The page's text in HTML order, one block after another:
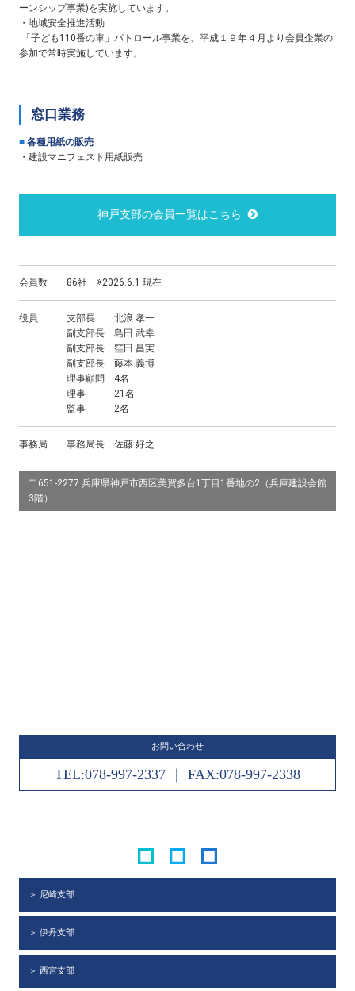
ーンシップ事業)を実施しています。
・地域安全推進活動
「子ども110番の車」パトロール事業を、平成１９年４月より会員企業の
参加で常時実施しています。
窓口業務
■ 各種用紙の販売
・建設マニフェスト用紙販売
神戸支部の会員一覧はこちら
会員数 86社 ※2026.6.1 現在
役員 支部長 北浪 孝一
副支部長 島田 武幸
副支部長 窪田 昌実
副支部長 藤本 義博
理事顧問 4名
理事 21名
監事 2名
事務局 事務局長 佐藤 好之
〒651-2277 兵庫県神戸市西区美賀多台1丁目1番地の2（兵庫建設会館
3階）
お問い合わせ
TEL:078-997-2337 ｜ FAX:078-997-2338
＞ 尼崎支部
＞ 伊丹支部
＞ 西宮支部